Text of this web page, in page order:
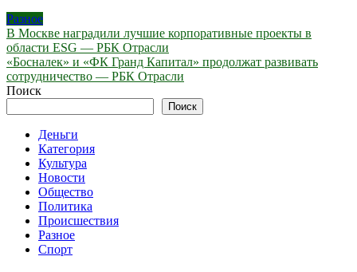
Разное
Навигация
по
записям
В Москве наградили лучшие корпоративные проекты в
области ESG — РБК Отрасли
«Босналек» и «ФК Гранд Капитал» продолжат развивать
сотрудничество — РБК Отрасли
Поиск
Поиск
Деньги
Категория
Культура
Новости
Общество
Политика
Происшествия
Разное
Спорт